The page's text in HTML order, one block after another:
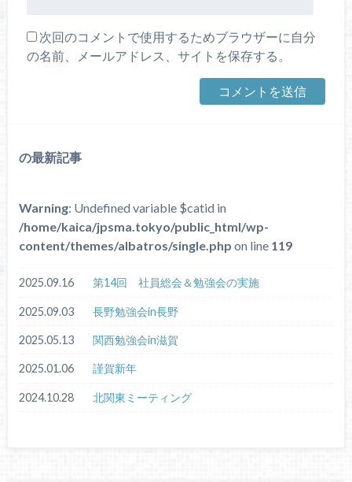
次回のコメントで使用するためブラウザーに自分
の名前、メールアドレス、サイトを保存する。
の最新記事
Warning: Undefined variable $catid in
/home/kaica/jpsma.tokyo/public_html/wp-
content/themes/albatros/single.php on line 119
2025.09.16 第14回 社員総会＆勉強会の実施
2025.09.03 長野勉強会in長野
2025.05.13 関西勉強会in滋賀
2025.01.06 謹賀新年
2024.10.28 北関東ミーティング